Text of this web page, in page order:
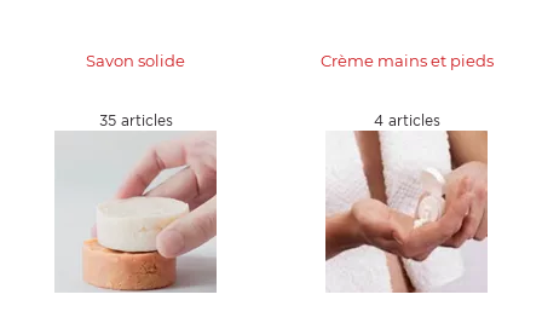
Savon solide
35 articles
Crème mains et pieds
4 articles